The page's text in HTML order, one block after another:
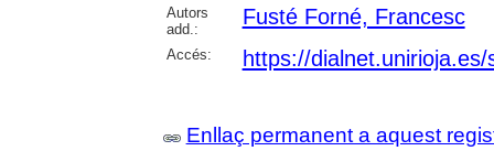
Autors
add.:
Fusté Forné, Francesc
Accés: https://
Enllaç permanent a aquest